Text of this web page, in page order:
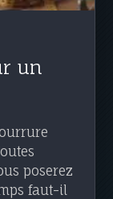
un
poserez
faut-il